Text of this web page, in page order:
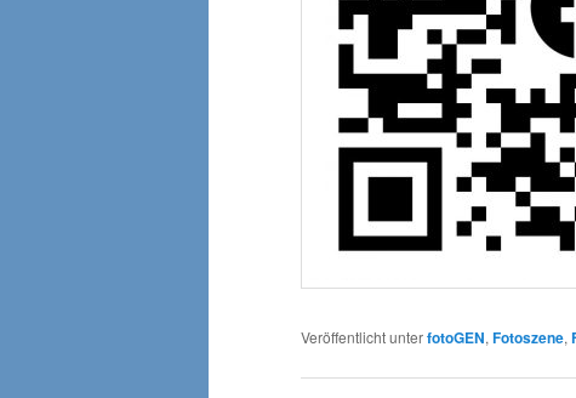
Veröffentlicht unterfotoGEN, Fotoszene,